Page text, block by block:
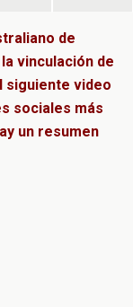
de
vinculación de
siguiente video
sociales más
un resumen